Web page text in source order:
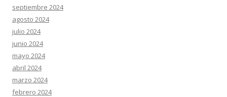
septiembre 2024
agosto 2024
julio 2024
junio 2024
mayo 2024
abril 2024
marzo 2024
febrero 2024